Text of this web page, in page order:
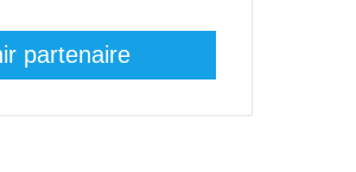
partenaire